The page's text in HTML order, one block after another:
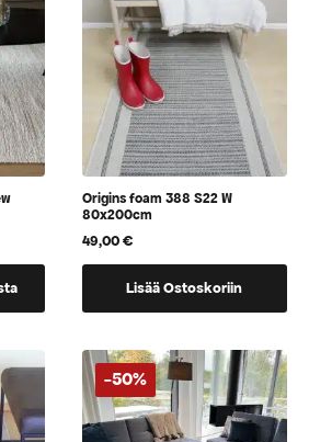
Origins foam 388 S22 W
80x200cm
49,00€
Lisää Ostoskoriin
-50%